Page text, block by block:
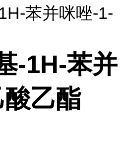
苯并咪唑-1-
-1H-苯并
乙酯